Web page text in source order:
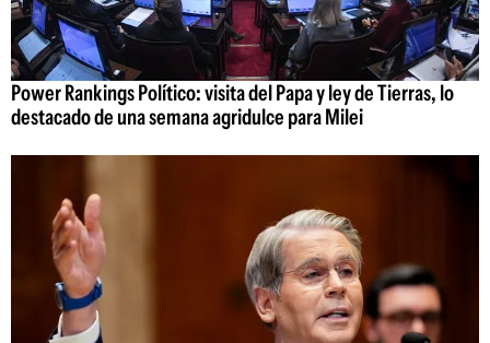
Power Rankings Político: visita del Papa y ley de Tierras, lo
destacado de una semana agridulce para Milei